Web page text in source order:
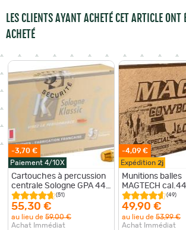
LES CLIENTS AYANT ACHETÉ CET ARTICLE ONT
ACHETÉ
-3,70 €
Paiement 4/10X
Cartouches à percussion
centrale Sologne GPA 44-
40win 200GR
(51)
55,30 €
au lieu de 59,00 €
Achat Immédiat
-4,09 €
Expédition 2j
Munitions balles
MAGTECH
cowboy action
12.96g par 50
(49)
49,90 €
au lieu de 53,99 €
Achat Immédiat